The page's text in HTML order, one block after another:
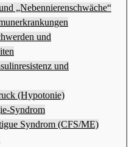
„Nebennierenschwäche“
und
und
(Hypotonie)
Syndrom
Syndrom (CFS/ME)